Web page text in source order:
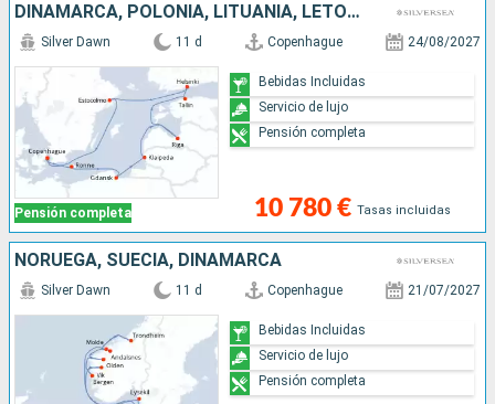
DINAMARCA, POLONIA, LITUANIA, LETONIA, ESTONIA, FINLANDIA, SUECIA
Pensión completa
Silver Dawn 11 d Copenhague 24/08/2027
10 780 € Tasas incluidas
Bebidas Incluidas
Servicio de lujo
Pensión completa
NORUEGA, SUECIA, DINAMARCA
Silver Dawn 11 d Copenhague 21/07/2027
Bebidas Incluidas
Servicio de lujo
Pensión completa